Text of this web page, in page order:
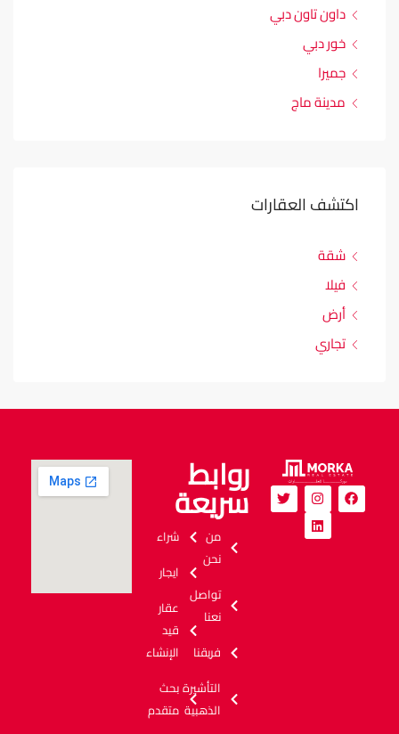
داون تاون دبي
خور دبي
جميرا
مدينة ماج
اكتشف العقارات
شقة
فيلا
أرض
تجاري
روابط
سريعة
شراء
ايجار
عقار
قيد
الإنشاء
بحث
متقدم
من
نحن
تواصل
نعنا
فريقنا
التأشيرة
الذهبية